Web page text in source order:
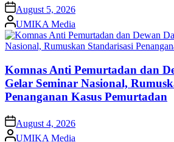
on August 5, 2026
Posted
by
UMIKA Media
Komnas Anti Pemurtadan dan
Gelar Seminar Nasional,
Penanganan Kasus Pemurtadan
on August 4, 2026
Posted
UMIKA Media